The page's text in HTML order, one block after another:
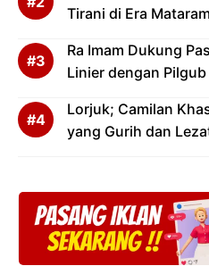
Tirani di Era Mataram
Ra Imam Dukung
Linier dengan
Lorjuk; Camilan
yang Gurih dan